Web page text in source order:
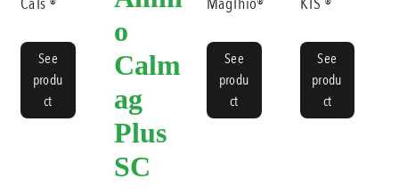
See
produ
ct
o
Calm
ag
Plus
SC
See
produ
ct
See
produ
ct